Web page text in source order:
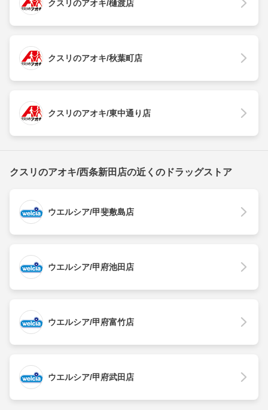
クスリのアオキ/樋渡店
クスリのアオキ/秋葉町店
クスリのアオキ/東中通り店
クスリのアオキ/西条新田店の近くのドラッグストア
ウエルシア/甲斐敷島店
ウエルシア/甲府池田店
ウエルシア/甲府富竹店
ウエルシア/甲府武田店